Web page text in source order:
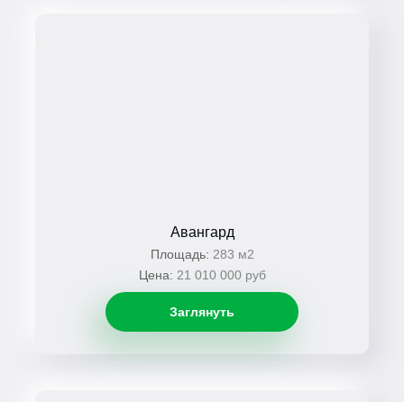
Авангард
Площадь: 283 м2
Цена: 21 010 000 руб
Заглянуть